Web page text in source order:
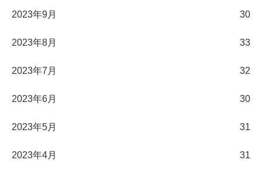
2023年9月 30
2023年8月 33
2023年7月 32
2023年6月 30
2023年5月 31
2023年4月 31